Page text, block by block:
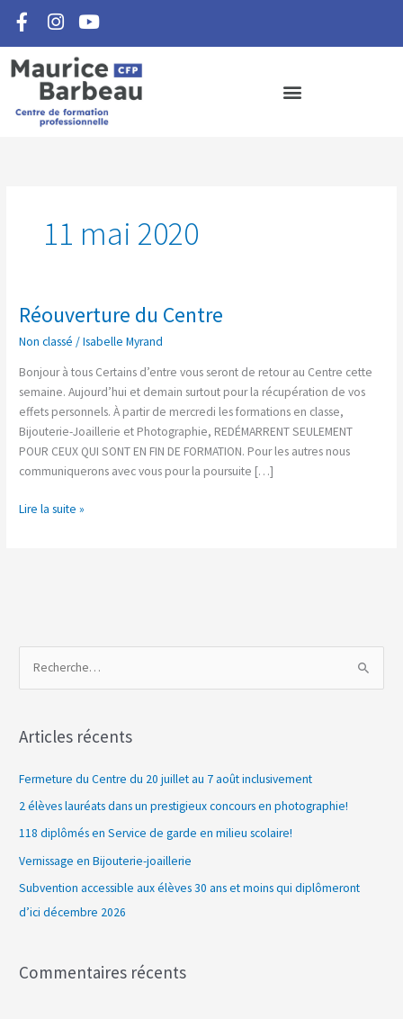
contenu
F
a
c
e
b
o
I
n
s
t
a
g
r
Y
o
u
t
u
b
e
11 mai 2020
Réouverture du Centre
Non classé /Isabelle Myrand
Bonjour à tous Certains d’entre vous seront de retour au Centre cette
semaine. Aujourd’hui et demain surtout pour la récupération de vos
effets personnels. À partir de mercredi les formations en classe,
Bijouterie-Joaillerie et Photographie, REDÉMARRENT SEULEMENT
POUR CEUX QUI SONT EN FIN DE FORMATION. Pour les autres nous
communiquerons avec vous pour la poursuite […]
Réouverture
Centre
Lire la suite »
h
h
e
r
Articles récents
Fermeture du Centre du 20 juillet au 7 août inclusivement
2 élèves lauréats dans un prestigieux concours en photographie!
118 diplômés en Service de garde en milieu scolaire!
Vernissage en Bijouterie-joaillerie
Subvention accessible aux élèves 30 ans et moins qui diplômeront
d’ici décembre 2026
Commentaires récents